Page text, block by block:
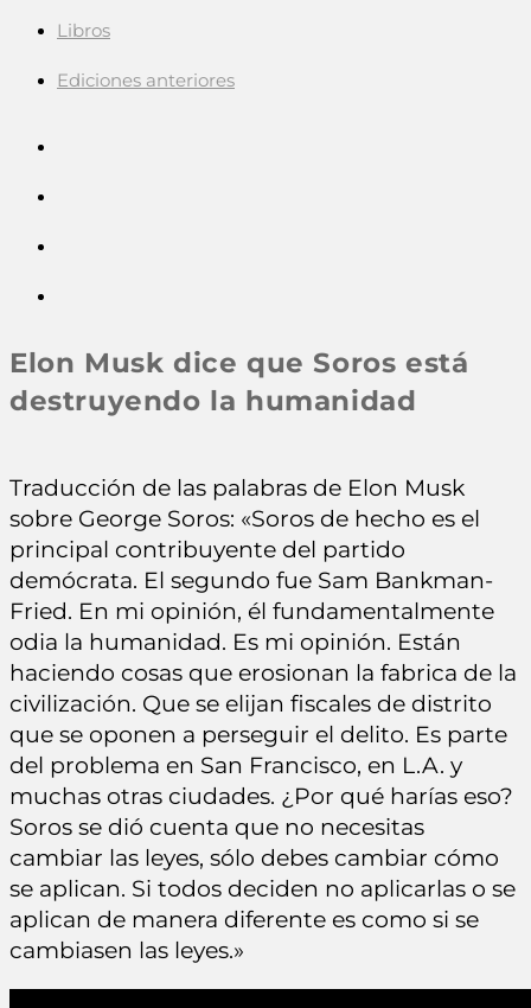
Libros
Ediciones anteriores
Elon Musk dice que Soros está
destruyendo la humanidad
Traducción de las palabras de Elon Musk
sobre George Soros: «Soros de hecho es el
principal contribuyente del partido
demócrata. El segundo fue Sam Bankman-
Fried. En mi opinión, él fundamentalmente
odia la humanidad. Es mi opinión. Están
haciendo cosas que erosionan la fabrica de la
civilización. Que se elijan fiscales de distrito
que se oponen a perseguir el delito. Es parte
del problema en San Francisco, en L.A. y
muchas otras ciudades. ¿Por qué harías eso?
Soros se dió cuenta que no necesitas
cambiar las leyes, sólo debes cambiar cómo
se aplican. Si todos deciden no aplicarlas o se
aplican de manera diferente es como si se
cambiasen las leyes.»